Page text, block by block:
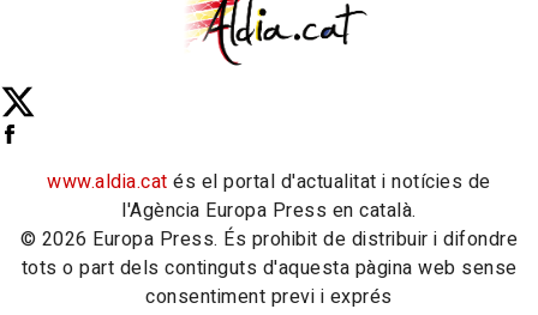
www.aldia.cat és el portal d'actualitat i notícies de
l'Agència Europa Press en català.
© 2026 Europa Press. És prohibit de distribuir i difondre
tots o part dels continguts d'aquesta pàgina web sense
consentiment previ i exprés